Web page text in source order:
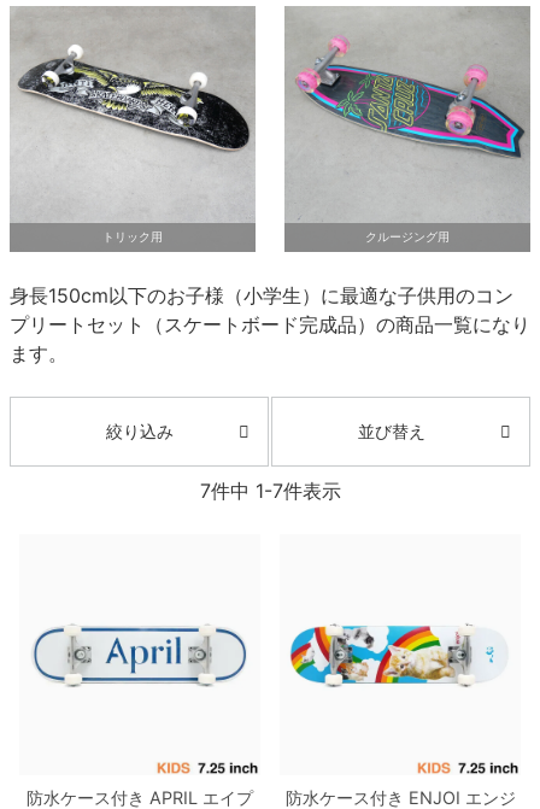
トリック用 クルージング用
身長150cm以下のお子様（小学生）に最適な子供用のコン
プリートセット（スケートボード完成品）の商品一覧になり
ます。
絞り込み 並び替え
7件中 1-7件表示
防水ケース付き APRIL エイプ
防水ケース付き ENJOI エンジ
8.0inch
8.1inch
8.4inch
8.5inch
8.9inch
シェイプデッキ
8.1inch
8.2inch
8.5inch
8.6inch
9.0inch以上
59mm
60mm
64mm
65mm
110mm
パウエルペラルタ DF（ドラゴンフォーミュ
ラ）
ソフトウィール（クルーザー）
パーツ・その他
足回りセット（トラック・ウィールセット）
スケートケース・バッグ
メディア（雑誌・DVD・CD）
25.5cm
26cm
27.5cm
28cm
30cm
長袖ボタンシャツ
7分袖シャツ・ラグラン
アンダーウエア
サイズの測り方